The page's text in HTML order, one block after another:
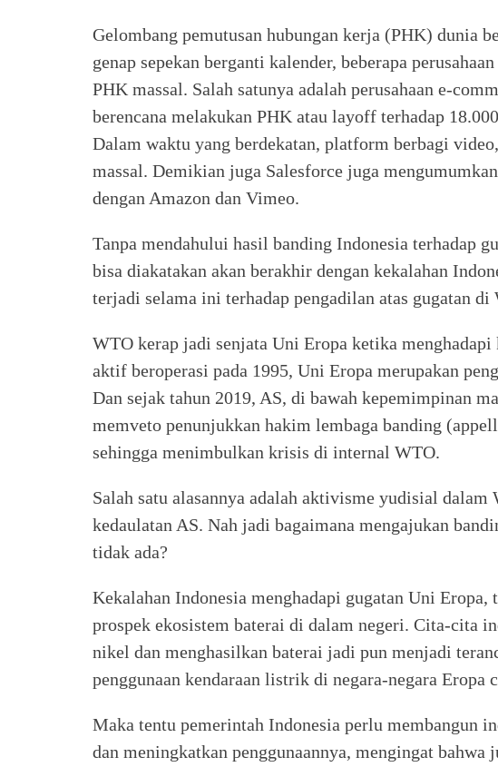
Gelombang pemutusan hubungan kerja (PHK) dunia
genap sepekan berganti kalender, beberapa
PHK massal. Salah satunya adalah perusahaan e-
berencana melakukan PHK atau layoff terhadap
Dalam waktu yang berdekatan, platform berbagi
massal. Demikian juga Salesforce juga
dengan Amazon dan Vimeo.
Tanpa mendahului hasil banding Indonesia terhadap
bisa diakatakan akan berakhir dengan kekalahan
terjadi selama ini terhadap pengadilan atas gugatan di
WTO kerap jadi senjata Uni Eropa ketika
aktif beroperasi pada 1995, Uni Eropa merupakan
Dan sejak tahun 2019, AS, di bawah kepemimpinan
memveto penunjukkan hakim lembaga banding
sehingga menimbulkan krisis di internal WTO.
Salah satu alasannya adalah aktivisme yudisial dalam
kedaulatan AS. Nah jadi bagaimana mengajukan
tidak ada?
Kekalahan Indonesia menghadapi gugatan Uni Eropa,
prospek ekosistem baterai di dalam negeri. Cita-cita
nikel dan menghasilkan baterai jadi pun menjadi
penggunaan kendaraan listrik di negara-negara Eropa
Maka tentu pemerintah Indonesia perlu membangun
dan meningkatkan penggunaannya, mengingat bahwa